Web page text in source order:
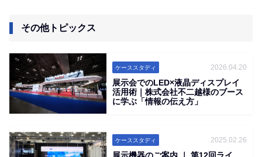
その他トピックス
ケーススタディ 2026.04.20
展示会でのLED×液晶ディスプレイ
活用術｜株式会社不二越様のブース
に学ぶ「情報の伝え方」
ケーススタディ 2025.02.26